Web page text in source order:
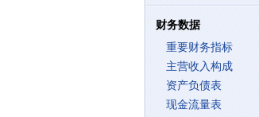
财务数据
重要财务指标
主营收入构成
资产负债表
现金流量表